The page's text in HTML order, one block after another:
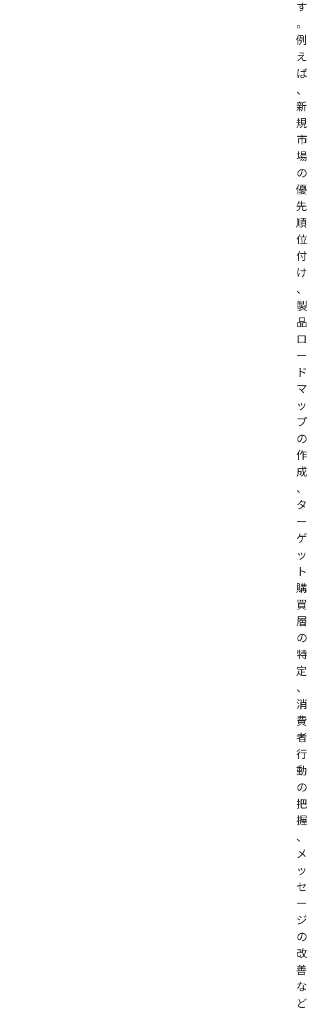
す
。
例
え
ば
、
新
規
市
場
の
優
先
順
位
付
け
、
製
品
ロ
ー
ド
マ
ッ
プ
の
作
成
、
タ
ー
ゲ
ッ
ト
購
買
層
の
特
定
、
消
費
者
行
動
の
把
握
、
メ
ッ
セ
ー
ジ
の
改
善
な
ど